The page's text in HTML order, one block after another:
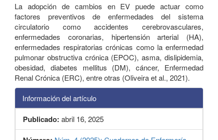
La adopción de cambios en EV puede actuar como
factores preventivos de enfermedades del sistema
circulatorio como accidentes cerebrovasculares,
enfermedades coronarias, hipertensión arterial (HA),
enfermedades respiratorias crónicas como la enfermedad
pulmonar obstructiva crónica (EPOC), asma, dislipidemia,
obesidad, diabetes mellitus (DM), cáncer, Enfermedad
Renal Crónica (ERC), entre otras (Oliveira et al., 2021).
Información del artículo
Publicado: abril 16, 2025